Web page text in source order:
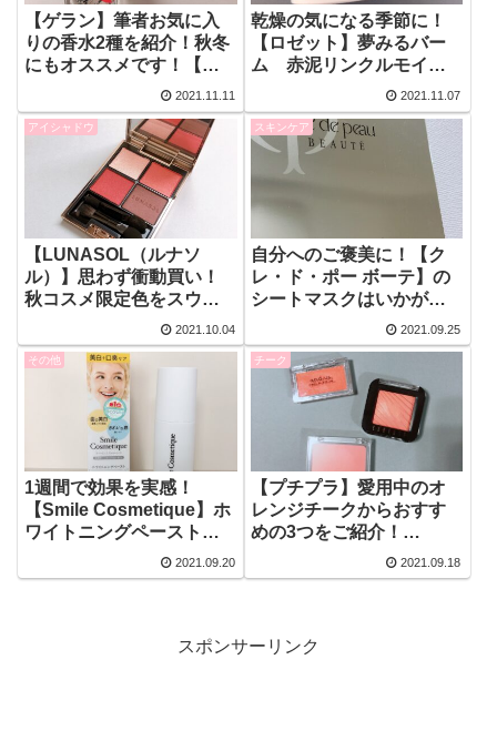
【ゲラン】筆者お気に入
りの香水2種を紹介！秋冬
にもオススメです！【エ
タ リーブル ド オランジ
ェ】
2021.11.11
乾燥の気になる季節に！
【ロゼット】夢みるバー
ム 赤泥リンクルモイス
チャーをレビュー【乾燥
小じわ】
2021.11.07
アイシャドウ
【LUNASOL（ルナソ
ル）】思わず衝動買い！
秋コスメ限定色をスウォ
ッチ＆使ってみた！【ア
イカラーレーション
EX14】
2021.10.04
スキンケア
自分へのご褒美に！【ク
レ・ド・ポー ボーテ】の
シートマスクはいかがで
すか？【スペシャルケ
ア】
2021.09.25
その他
1週間で効果を実感！
【Smile Cosmetique】ホ
ワイトニングペーストで
白くてきれいな歯を目指
しましょう！
2021.09.20
チーク
【プチプラ】愛用中のオ
レンジチークからおすす
めの3つをご紹介！
コ）/apieu/MISSHA】
2021.09.18
スポンサーリンク